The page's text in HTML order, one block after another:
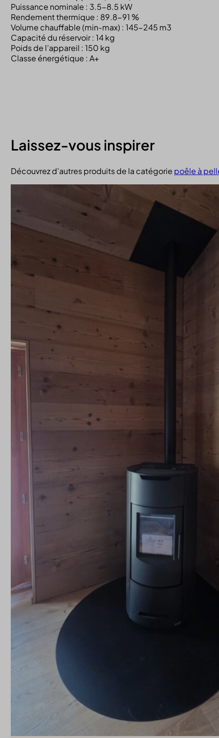
Puissance nominale : 3.5-8.5 kW
Rendement thermique : 89.8-91 %
Volume chauffable (min-max) : 145-245 m3
Capacité du réservoir : 14 kg
Poids de l’appareil : 150 kg
Classe énergétique : A+
Laissez-vous inspirer
Découvrez d'autres produits de la catégorie poêle à